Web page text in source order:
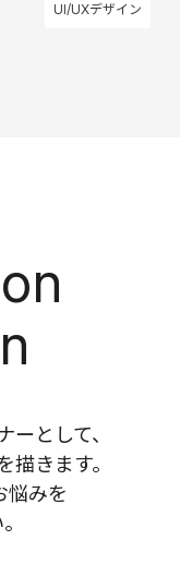
UI/UXデザイン
として、
きます。
悩みを